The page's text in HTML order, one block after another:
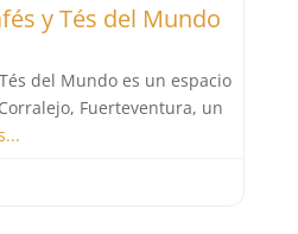
y Tés del Mundo
del Mundo es un espacio
Fuerteventura, un